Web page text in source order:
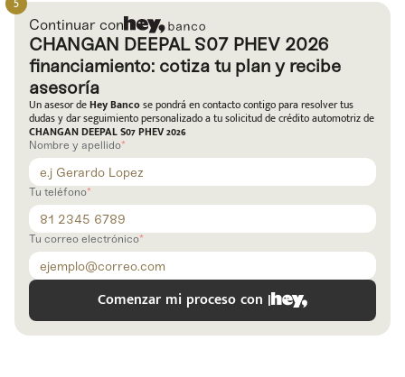
Continuar con
CHANGAN DEEPAL S07 PHEV 2026
financiamiento: cotiza tu plan y recibe
asesoría
Un asesor deHey Bancose pondrá en contacto contigo para resolver tus
dudas y dar seguimiento personalizado a tu solicitud de crédito automotriz de
CHANGAN DEEPAL S07 PHEV 2026
Nombre y apellido
Tu teléfono
Tu correo electrónico
Comenzar mi proceso con |